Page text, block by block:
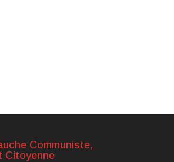
Communiste,
Citoyenne